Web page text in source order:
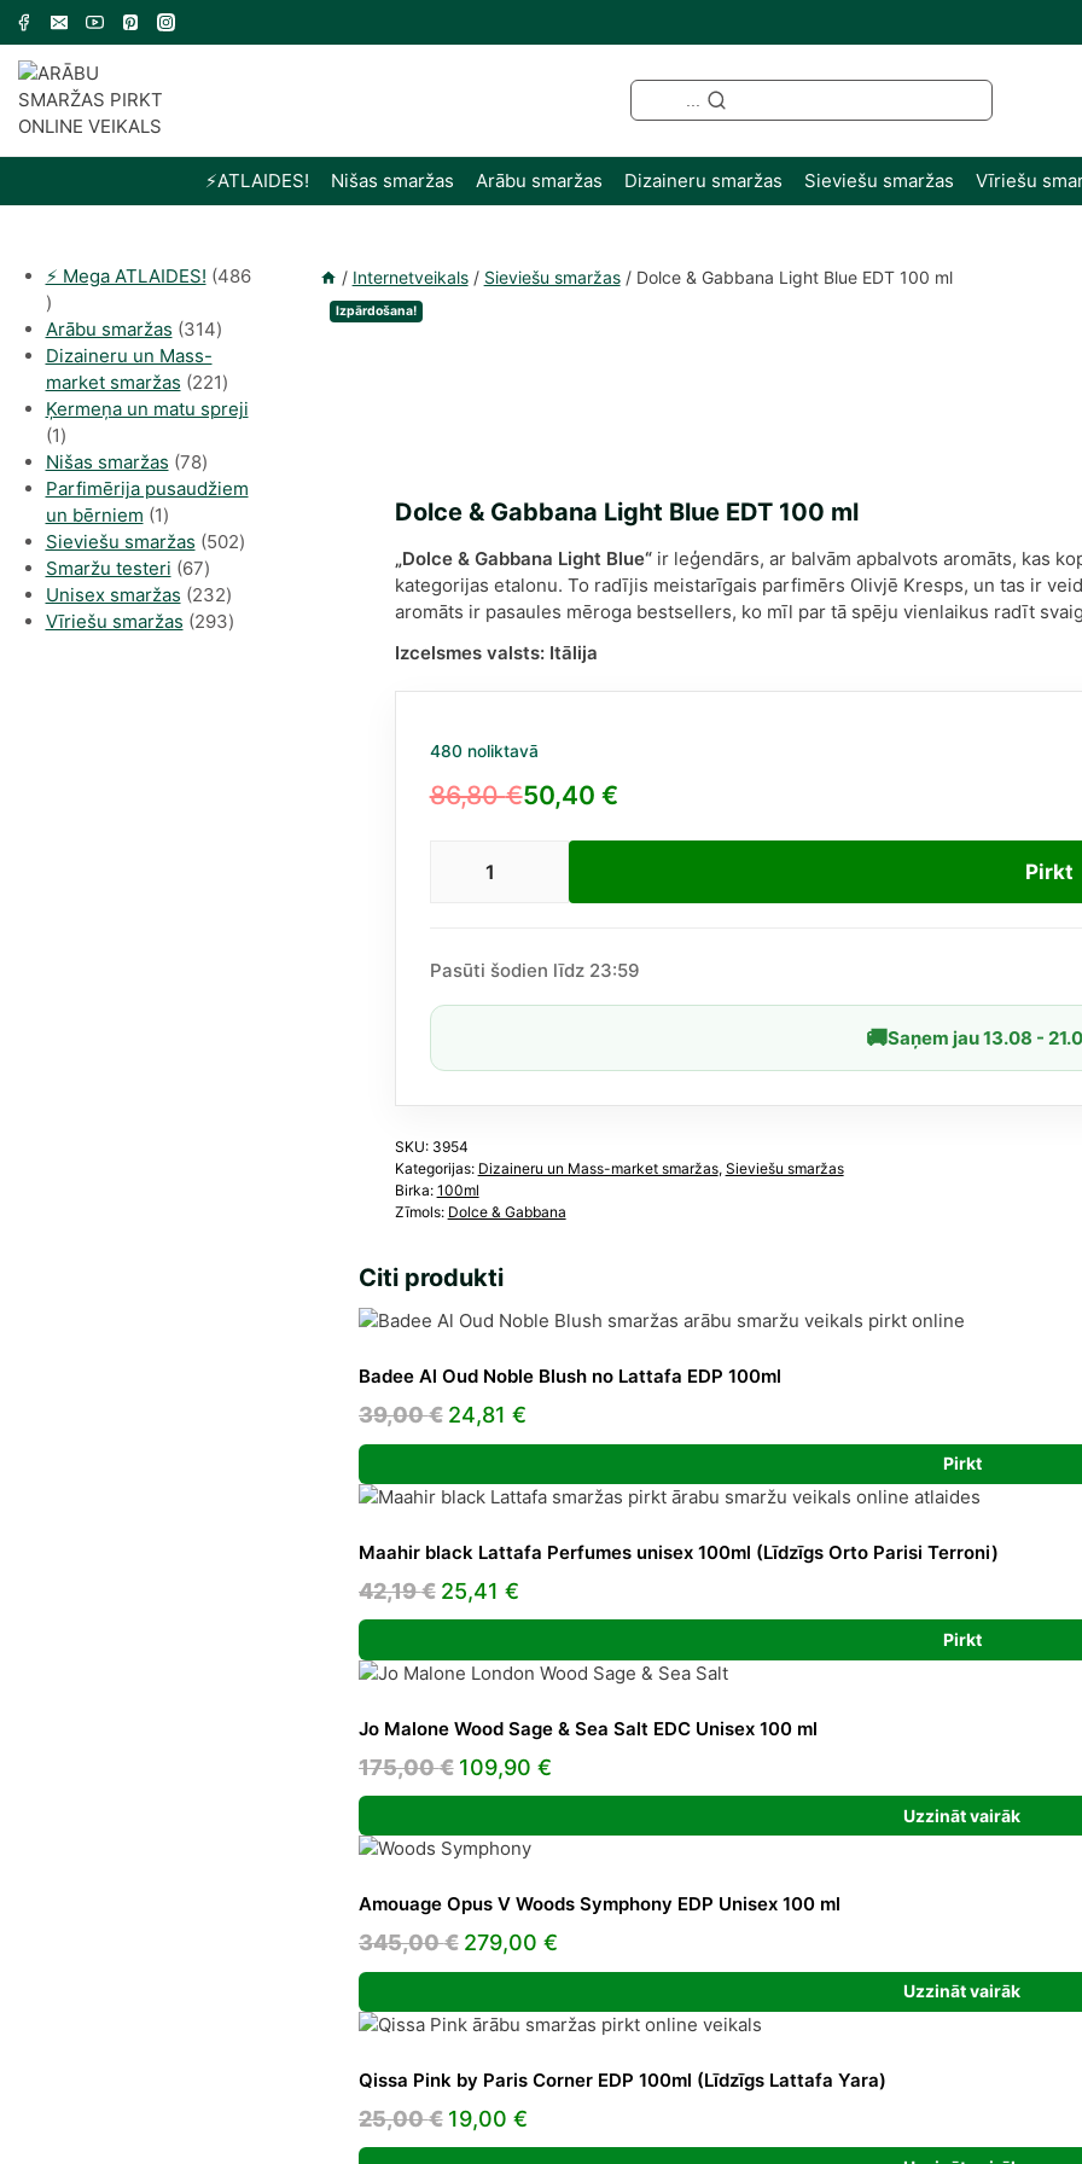
Skip
content
⚡️ATLAIDES! Nišas smaržas Arābu smaržas Dizaineru smaržas Sieviešu smaržas Vīriešu
/ Internetveikals / Sieviešu smaržas / Dolce & Gabbana Light Blue EDT 100 ml
Izpārdošana!
Dolce & Gabbana Light Blue EDT 100 ml
„Dolce & Gabbana Light Blue“ir leģendārs, ar balvām apbalvots aromāts, kas
kategorijas etalonu. To radījis meistarīgais parfimērs Olivjē Kresps, un tas ir
aromāts ir pasaules mēroga bestsellers, ko mīl par tā spēju vienlaikus radīt
Izcelsmes valsts: Itālija
480 noliktavā
86,80€
Original
50,40 €
Current
Light
ml
Pirkt
Pasūti šodien līdz 23:59
🚚Saņem jau 13.08 -
SKU: 3954
Kategorijas: Dizaineru un Mass-market smaržas, Sieviešu smaržas
Birka: 100ml
Zīmols: Dolce & Gabbana
Citi produkti
Badee Al Oud Noble Blush no Lattafa EDP 100ml
39,00€ Original
price
was:
39,00 €.
24,81 €Current
price
is:
24,81 €.
Pirkt
Maahir black Lattafa Perfumes unisex 100ml (Līdzīgs Orto Parisi Terroni)
42,19€ Original
price
was:
42,19 €.
25,41 €Current
price
is:
25,41 €.
Pirkt
Jo Malone Wood Sage & Sea Salt EDC Unisex 100 ml
175,00€ Original
price
was:
175,00 €.
109,90 €Current
price
is:
Uzzināt vairāk
Amouage Opus V Woods Symphony EDP Unisex 100 ml
345,00€ Original
price
was:
345,00 €.
279,00 €Current
price
is:
279,00 €.
Uzzināt vairāk
Qissa Pink by Paris Corner EDP 100ml (Līdzīgs Lattafa Yara)
25,00€ Original
price
19,00 €Current
price
⚡️ Mega ATLAIDES! 486
486
produkts
Arābu smaržas 314314
Dizaineru un Mass-
market smaržas 221221
produkts
Ķermeņa un matu spreji
11
produkti
Nišas smaržas 7878
produkts
Parfimērija pusaudžiem
un bērniem 11
produkti
Sieviešu smaržas 502502
Smaržu testeri 6767
produkts
Unisex smaržas 232232
produkts
Vīriešu smaržas 293293